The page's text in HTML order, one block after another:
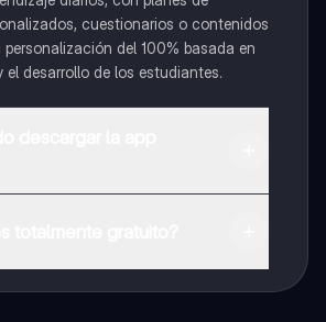
cuestionarios o contenidos
del 100% basada en
el desarrollo de los estudiantes.